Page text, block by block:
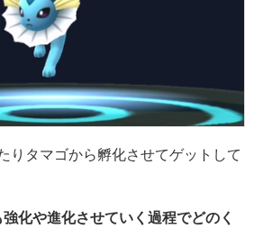
りタマゴから孵化させてゲットして
化や進化させていく過程でどのく